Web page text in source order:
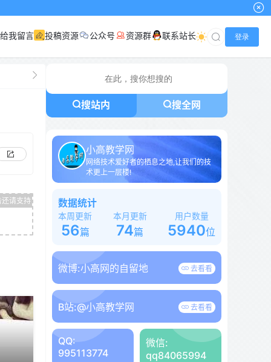
给我留言 投稿资源 公众号 资源群 联系站长 登录
搜站内 搜全网
小高教学网
网络技术爱好者的栖息之地,让我们的技
术更上一层楼!
数据统计
本周更新
56篇
本月更新
74篇
用户数量
5940位
微博:小高网的自留地 去看看
B站:@小高教学网 去看看
QQ:
995113774
微信:
qq84065994